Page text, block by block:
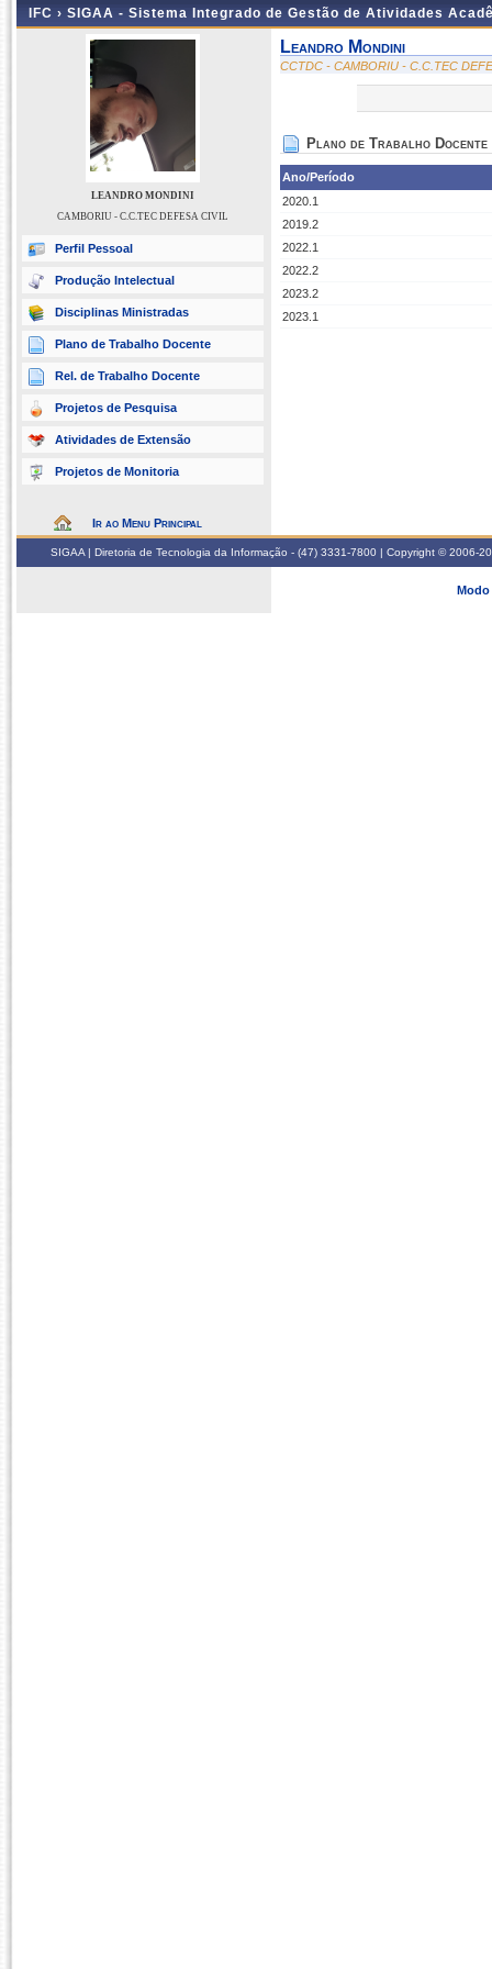
IFC › SIGAA - Sistema Integrado de Gestão de Atividades
LEANDRO MONDINI
CAMBORIU - C.C.TEC DEFESA CIVIL
Perfil Pessoal
Produção Intelectual
Disciplinas Ministradas
Plano de Trabalho Docente
Rel. de Trabalho Docente
Projetos de Pesquisa
Atividades de Extensão
Projetos de Monitoria
Ir ao Menu Principal
Leandro Mondini
CCTDC - CAMBORIU - C.C.TEC
Plano de Trabalho Docente
Ano/Período
2020.1
2019.2
2022.1
2022.2
2023.2
2023.1
SIGAA | Diretoria de Tecnologia da Informação - (47) 3331-7800 | Copyright © 2006-
Modo